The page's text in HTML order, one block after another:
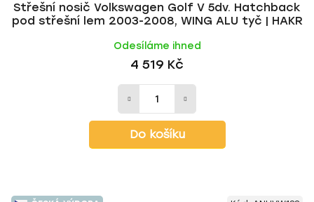
Střešní nosič Volkswagen Golf V 5dv. Hatchback
pod střešní lem 2003-2008, WING ALU tyč | HAKR
Odesíláme ihned
4 519 Kč
Do košíku